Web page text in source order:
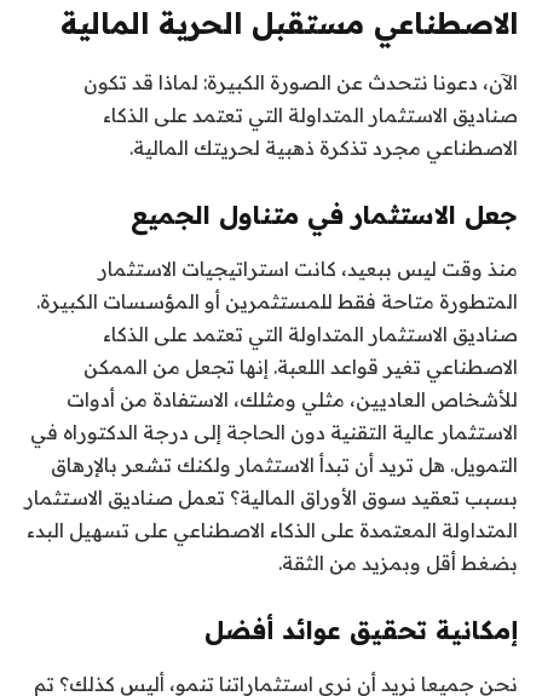
الاصطناعي مستقبل الحرية المالية
الآن، دعونا نتحدث عن الصورة الكبيرة: لماذا قد تكون
صناديق الاستثمار المتداولة التي تعتمد على الذكاء
الاصطناعي مجرد تذكرة ذهبية لحريتك المالية.
جعل الاستثمار في متناول الجميع
منذ وقت ليس ببعيد، كانت استراتيجيات الاستثمار
المتطورة متاحة فقط للمستثمرين أو المؤسسات الكبيرة.
صناديق الاستثمار المتداولة التي تعتمد على الذكاء
الاصطناعي تغير قواعد اللعبة. إنها تجعل من الممكن
للأشخاص العاديين، مثلي ومثلك، الاستفادة من أدوات
الاستثمار عالية التقنية دون الحاجة إلى درجة الدكتوراه في
التمويل. هل تريد أن تبدأ الاستثمار ولكنك تشعر بالإرهاق
بسبب تعقيد سوق الأوراق المالية؟ تعمل صناديق الاستثمار
المتداولة المعتمدة على الذكاء الاصطناعي على تسهيل البدء
بضغط أقل وبمزيد من الثقة.
إمكانية تحقيق عوائد أفضل
نحن جميعا نريد أن نرى استثماراتنا تنمو، أليس كذلك؟ تم